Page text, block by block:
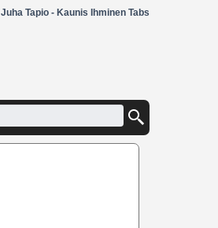
Juha Tapio - Kaunis Ihminen Tabs